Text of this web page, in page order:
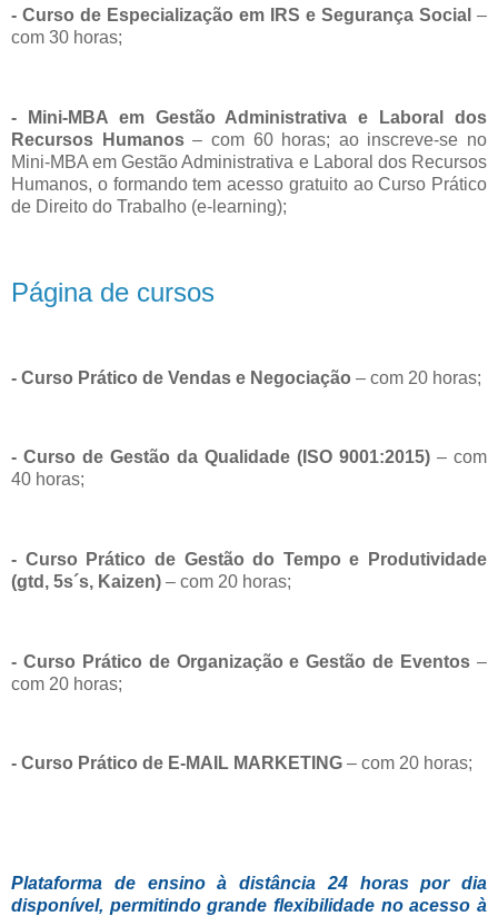
- Curso de Especialização em IRS e Segurança Social –
com 30 horas;
- Mini-MBA em Gestão Administrativa e Laboral dos
Recursos Humanos– com 60 horas; ao inscreve-se no
Mini-MBA em Gestão Administrativa e Laboral dos Recursos
Humanos, o formando tem acesso gratuito ao Curso Prático
de Direito do Trabalho (e-learning);
Página de cursos
- Curso Prático de Vendas e Negociação – com 20 horas;
- Curso de Gestão da Qualidade (ISO 9001:2015) – com
40 horas;
- Curso Prático de Gestão do Tempo e Produtividade
(gtd, 5s´s, Kaizen) – com 20 horas;
- Curso Prático de Organização e Gestão de Eventos –
com 20 horas;
- Curso Prático de E-MAIL MARKETING – com 20 horas;
Plataforma de ensino à distância 24 horas por dia
disponível, permitindo grande flexibilidade no acesso à